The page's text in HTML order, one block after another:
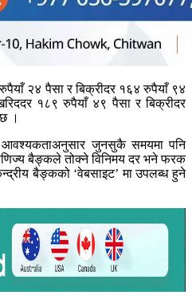
२४ पैसा र बिक्रीदर १६४ रुपैयाँ ९४
१८९ रुपैयाँ ४९ पैसा र बिक्रीदर
।
आवश्यकताअनुसार जुनसुकै समयमा पनि
बैङ्कले तोक्ने विनिमय दर भने फरक
बैङ्कको ‘वेबसाइट’ मा उपलब्ध हुने